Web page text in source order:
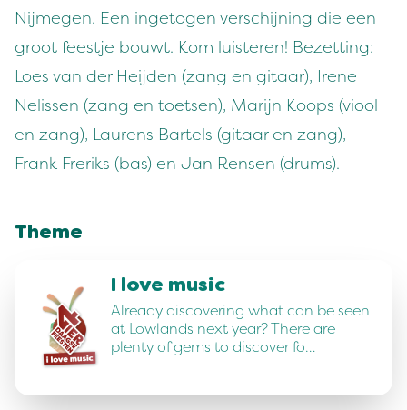
Nijmegen. Een ingetogen verschijning die een
groot feestje bouwt. Kom luisteren! Bezetting:
Loes van der Heijden (zang en gitaar), Irene
Nelissen (zang en toetsen), Marijn Koops (viool
en zang), Laurens Bartels (gitaar en zang),
Frank Freriks (bas) en Jan Rensen (drums).
Theme
I love music
Already discovering what can be seen
at Lowlands next year? There are
plenty of gems to discover fo…